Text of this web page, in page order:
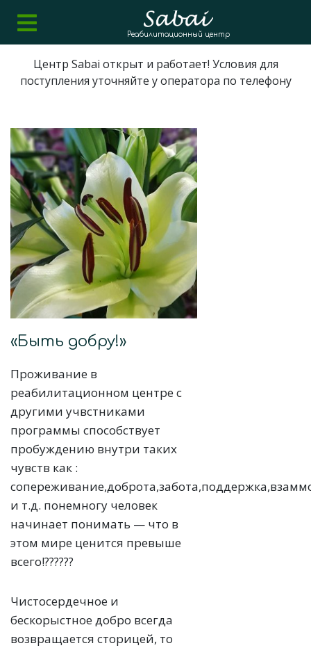
Центр Sabai открыт и работает! Условия для
поступления уточняйте у оператора по телефону
Реабилитационный центр
«Быть добру!»
Проживание в
реабилитационном центре с
другими учвстниками
программы способствует
пробуждению внутри таких
чувств как :
и т.д. понемногу человек
начинает понимать — что в
этом мире ценится превыше
всего!???‍?‍?‍?
Чистосердечное и
бескорыстное добро всегда
возвращается сторицей, то